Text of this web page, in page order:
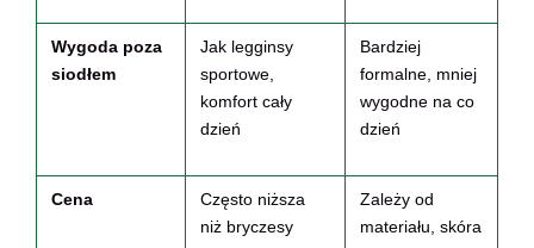
Wygoda poza
siodłem
Jak legginsy
sportowe,
komfort cały
dzień
Bardziej
formalne, mniej
wygodne na co
dzień
Cena
Często niższa
niż bryczesy
Zależy od
materiału, skóra